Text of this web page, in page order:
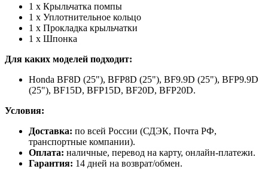
1 x Крыльчатка помпы
1 x Уплотнительное кольцо
1 x Прокладка крыльчатки
1 x Шпонка
Для каких моделей подходит:
Honda BF8D (25"), BFP8D (25"), BF9.9D (25"), BFP9.9D
(25"), BF15D, BFP15D, BF20D, BFP20D.
Условия:
Доставка: по всей России (СДЭК, Почта РФ,
транспортные компании).
Оплата: наличные, перевод на карту, онлайн-платежи.
Гарантия: 14 дней на возврат/обмен.